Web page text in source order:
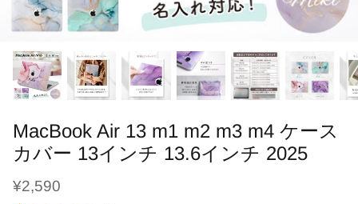
よだれかけ
レターバナー
刺繍名入れ商品
母子手帳・お薬手帳カバー
趣味
メモリアル
七五三
カレンダー
うさぎの毛ケース
ハリネズミの針ケース
爬虫類の抜け殻ケース
MacBook Air 13 m1 m2 m3 m4 ケース
カバー 13インチ 13.6インチ 2025
¥2,590